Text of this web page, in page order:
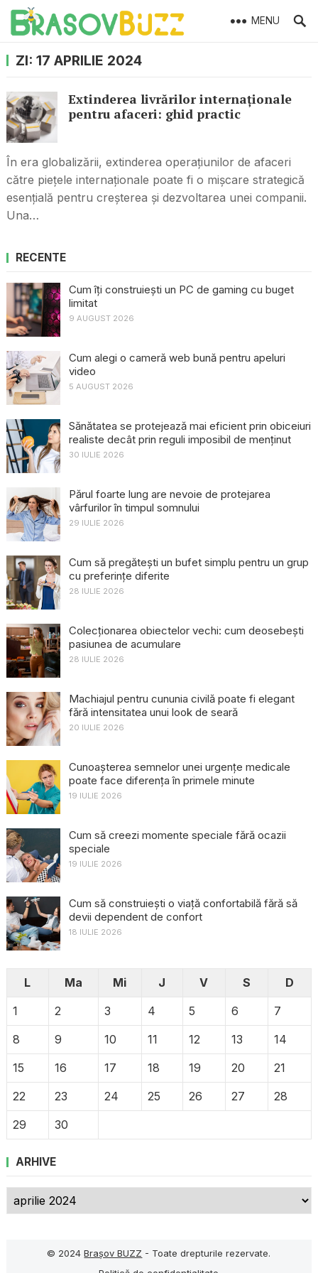
MENU
ZI: 17 APRILIE 2024
Extinderea livrărilor internaționale
pentru afaceri: ghid practic
În era globalizării, extinderea operațiunilor de afaceri
către piețele internaționale poate fi o mișcare strategică
esențială pentru creșterea și dezvoltarea unei companii.
Una…
RECENTE
Cum îți construiești un PC de gaming cu buget
limitat
9 AUGUST 2026
Cum alegi o cameră web bună pentru apeluri
video
5 AUGUST 2026
Sănătatea se protejează mai eficient prin obiceiuri
realiste decât prin reguli imposibil de menținut
30 IULIE 2026
Părul foarte lung are nevoie de protejarea
vârfurilor în timpul somnului
29 IULIE 2026
Cum să pregătești un bufet simplu pentru un grup
cu preferințe diferite
28 IULIE 2026
Colecționarea obiectelor vechi: cum deosebești
pasiunea de acumulare
28 IULIE 2026
Machiajul pentru cununia civilă poate fi elegant
fără intensitatea unui look de seară
20 IULIE 2026
Cunoașterea semnelor unei urgențe medicale
poate face diferența în primele minute
19 IULIE 2026
Cum să creezi momente speciale fără ocazii
speciale
19 IULIE 2026
Cum să construiești o viață confortabilă fără să
devii dependent de confort
18 IULIE 2026
L Ma Mi J V S
D
1
2 3 4 5 6
7
8
9 10 11 12 13
14
15
16 17 18 19 20
21
22
23 24 25 26 27
28
29
30
ARHIVE
Arhive
© 2024Brașov BUZZ - Toate drepturile rezervate.